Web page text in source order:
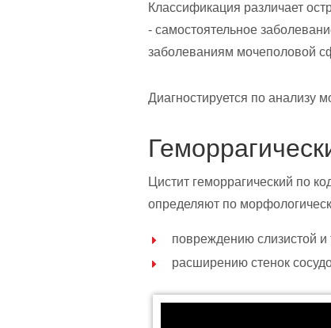
Классификация различает
- самостоятельное
заболеваниям мочеполовой
Диагностируется по анализу
Цистит геморрагический по
определяют по
повреждению слизистой
расширению стенок